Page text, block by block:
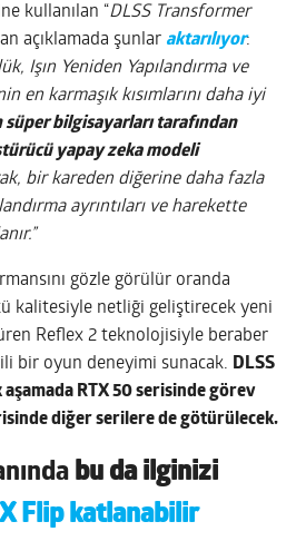
kullanılan “DLSS Transformer
açıklamada şunlar aktarılıyor:
Işın Yeniden Yapılandırma ve
en karmaşık kısımlarını daha iyi
süper bilgisayarları tarafından
yapay zeka modeli
bir kareden diğerine daha fazla
ayrıntıları ve harekette
gözle görülür oranda
kalitesiyle netliği geliştirecek yeni
Reflex 2 teknolojisiyle beraber
bir oyun deneyimi sunacak. DLSS
aşamada RTX 50 serisinde görev
diğer serilere de götürülecek.
bu da ilginizi
Flip katlanabilir